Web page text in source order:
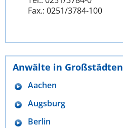
Fax.: 0251/3784-100
Anwälte in Großstädten
Aachen
Augsburg
Berlin